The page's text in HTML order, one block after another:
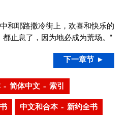
和耶路撒冷街上，欢喜和快乐的
止息了，因为地必成为荒场。”
下一章节 ►
简体中文 – 索引
中文和合本 – 新约全书